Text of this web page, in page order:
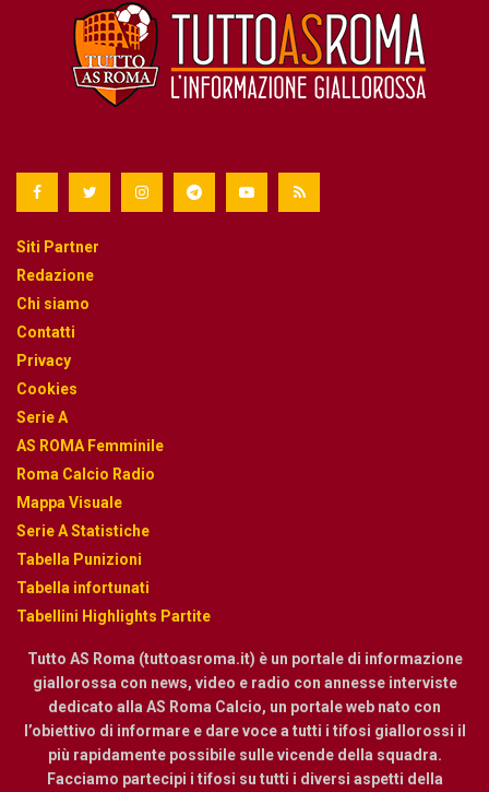
Siti Partner
Redazione
Chi siamo
Contatti
Privacy
Cookies
Serie A
AS ROMA Femminile
Roma Calcio Radio
Mappa Visuale
Serie A Statistiche
Tabella Punizioni
Tabella infortunati
Tabellini Highlights Partite
Tutto AS Roma (tuttoasroma.it) è un portale di informazione
giallorossa con news, video e radio con annesse interviste
dedicato alla AS Roma Calcio, un portale web nato con
l’obiettivo di informare e dare voce a tutti i tifosi giallorossi il
più rapidamente possibile sulle vicende della squadra.
Facciamo partecipi i tifosi su tutti i diversi aspetti della